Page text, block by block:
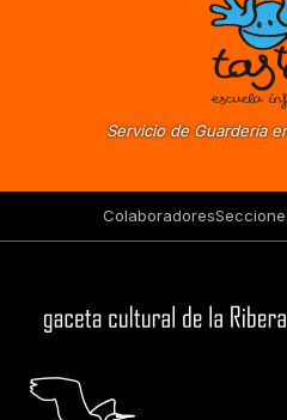
Servicio de Guardería
Colaboradores